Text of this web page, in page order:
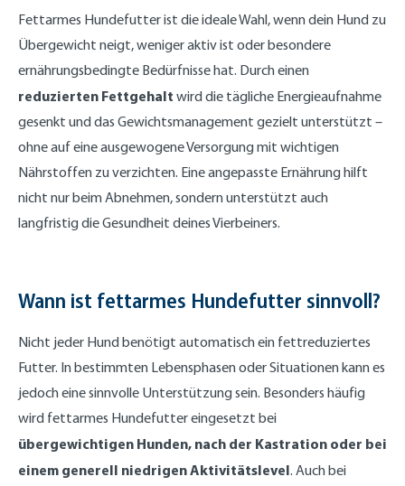
Fettarmes Hundefutter ist die ideale Wahl, wenn dein Hund zu
Übergewicht neigt, weniger aktiv ist oder besondere
ernährungsbedingte Bedürfnisse hat. Durch einen
reduzierten Fettgehalt wird die tägliche Energieaufnahme
gesenkt und das Gewichtsmanagement gezielt unterstützt –
ohne auf eine ausgewogene Versorgung mit wichtigen
Nährstoffen zu verzichten. Eine angepasste Ernährung hilft
nicht nur beim Abnehmen, sondern unterstützt auch
langfristig die Gesundheit deines Vierbeiners.
Wann ist fettarmes Hundefutter sinnvoll?
Nicht jeder Hund benötigt automatisch ein fettreduziertes
Futter. In bestimmten Lebensphasen oder Situationen kann es
jedoch eine sinnvolle Unterstützung sein. Besonders häufig
wird fettarmes Hundefutter eingesetzt bei
übergewichtigen Hunden, nach der Kastration oder bei
einem generell niedrigen Aktivitätslevel. Auch bei